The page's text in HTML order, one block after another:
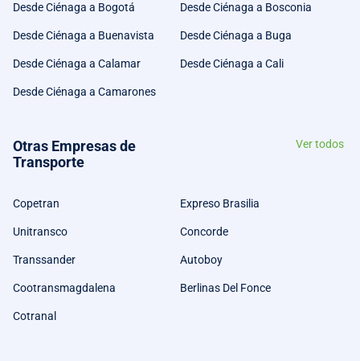
Desde Ciénaga a Bogotá Desde Ciénaga a Bosconia
Desde Ciénaga a Buenavista Desde Ciénaga a Buga
Desde Ciénaga a Calamar Desde Ciénaga a Cali
Desde Ciénaga a Camarones
Otras Empresas de
Transporte
Ver todos
Copetran Expreso Brasilia
Unitransco Concorde
Transsander Autoboy
Cootransmagdalena Berlinas Del Fonce
Cotranal